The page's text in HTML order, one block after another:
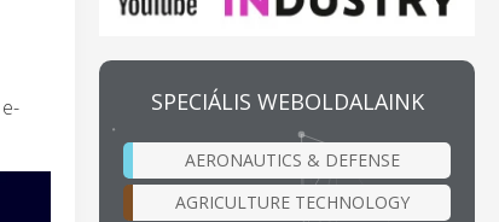
SPECIÁLIS WEBOLDALAINK
AERONAUTICS & DEFENSE
AGRICULTURE TECHNOLOGY